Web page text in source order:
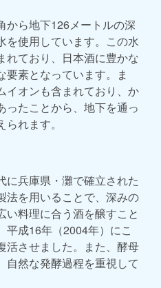
から地下126メートルの深
を使用しています。この水
れており、日本酒に豊かな
要素となっています。ま
イオンも含まれており、か
ったことから、地下を通っ
れます。
に兵庫県・灘で確立された
法を用いることで、深みの
い料理に合う酒を醸すこと
平成16年（2004年）にこ
活させました。また、酵母
自然な発酵過程を重視して